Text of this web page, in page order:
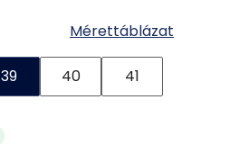
Mérettáblázat
39 40 41